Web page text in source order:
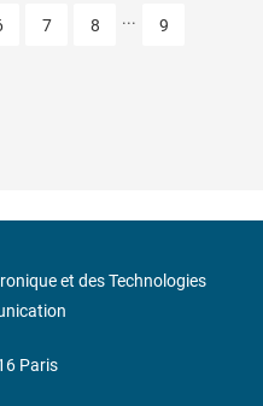
7 8 ... 9
et des Technologies
Paris